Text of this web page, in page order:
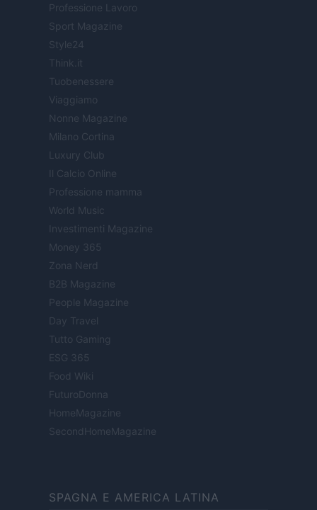
Professione Lavoro
Sport Magazine
Style24
Think.it
Tuobenessere
Viaggiamo
Nonne Magazine
Milano Cortina
Luxury Club
Il Calcio Online
Professione mamma
World Music
Investimenti Magazine
Money 365
Zona Nerd
B2B Magazine
People Magazine
Day Travel
Tutto Gaming
ESG 365
Food Wiki
FuturoDonna
HomeMagazine
SecondHomeMagazine
SPAGNA E AMERICA LATINA